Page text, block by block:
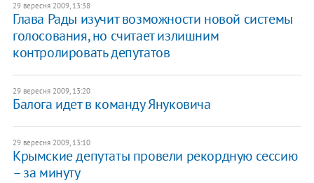
29 вересня 2009, 13:38
Глава Рады изучит возможности новой системы
голосования, но считает излишним
контролировать депутатов
29 вересня 2009, 13:20
Балога идет в команду Януковича
29 вересня 2009, 13:10
Крымские депутаты провели рекордную сессию
– за минуту